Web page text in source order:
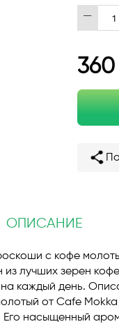
360
ОПИСАНИЕ
с кофе
из лучших зерен
каждый день.
от Cafe
насыщенный